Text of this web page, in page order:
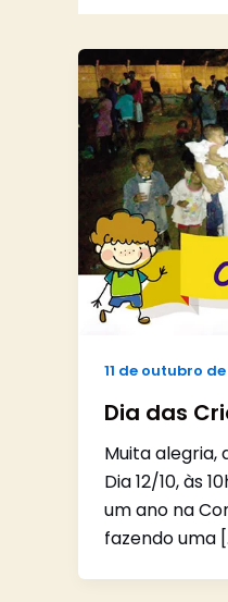
11 de outubro de
Dia das
Muita alegria,
Dia 12/10, às
um ano na
fazendo uma